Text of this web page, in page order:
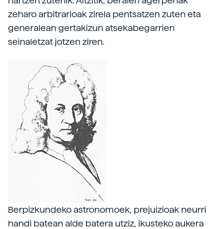
zeharo arbitrarioak zirela pentsatzen zuten eta
generalean gertakizun atsekabegarrien
seinaletzat jotzen ziren.
Berpizkundeko astronomoek, prejuizioak neurri
handi batean alde batera utziz, ikusteko aukera